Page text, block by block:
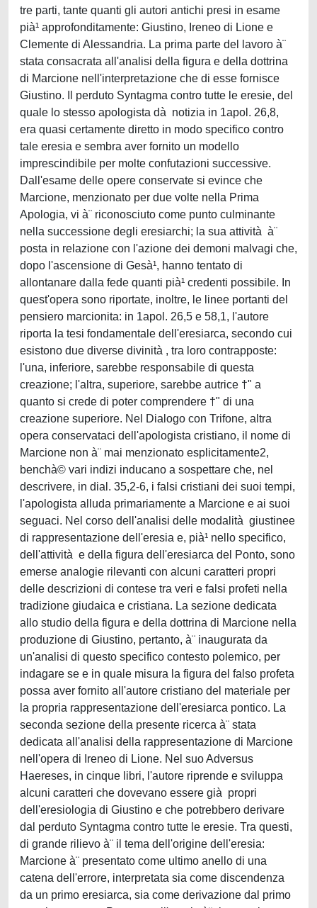
tre parti, tante quanti gli autori antichi presi in esame
pià¹ approfonditamente: Giustino, Ireneo di Lione e
Clemente di Alessandria. La prima parte del lavoro à¨
stata consacrata all'analisi della figura e della dottrina
di Marcione nell'interpretazione che di esse fornisce
Giustino. Il perduto Syntagma contro tutte le eresie, del
quale lo stesso apologista dà notizia in 1apol. 26,8,
era quasi certamente diretto in modo specifico contro
tale eresia e sembra aver fornito un modello
imprescindibile per molte confutazioni successive.
Dall'esame delle opere conservate si evince che
Marcione, menzionato per due volte nella Prima
Apologia, vi à¨ riconosciuto come punto culminante
nella successione degli eresiarchi; la sua attività à¨
posta in relazione con l'azione dei demoni malvagi che,
dopo l'ascensione di Gesà¹, hanno tentato di
allontanare dalla fede quanti pià¹ credenti possibile. In
quest'opera sono riportate, inoltre, le linee portanti del
pensiero marcionita: in 1apol. 26,5 e 58,1, l'autore
riporta la tesi fondamentale dell'eresiarca, secondo cui
esistono due diverse divinità , tra loro contrapposte:
l'una, inferiore, sarebbe responsabile di questa
creazione; l'altra, superiore, sarebbe autrice †" a
quanto si crede di poter comprendere †" di una
creazione superiore. Nel Dialogo con Trifone, altra
opera conservataci dell'apologista cristiano, il nome di
Marcione non à¨ mai menzionato esplicitamente2,
benchà© vari indizi inducano a sospettare che, nel
descrivere, in dial. 35,2-6, i falsi cristiani dei suoi tempi,
l'apologista alluda primariamente a Marcione e ai suoi
seguaci. Nel corso dell'analisi delle modalità giustinee
di rappresentazione dell'eresia e, pià¹ nello specifico,
dell'attività e della figura dell'eresiarca del Ponto, sono
emerse analogie rilevanti con alcuni caratteri propri
delle descrizioni di contese tra veri e falsi profeti nella
tradizione giudaica e cristiana. La sezione dedicata
allo studio della figura e della dottrina di Marcione nella
produzione di Giustino, pertanto, à¨ inaugurata da
un'analisi di questo specifico contesto polemico, per
indagare se e in quale misura la figura del falso profeta
possa aver fornito all'autore cristiano del materiale per
la propria rappresentazione dell'eresiarca pontico. La
seconda sezione della presente ricerca à¨ stata
dedicata all'analisi della rappresentazione di Marcione
nell'opera di Ireneo di Lione. Nel suo Adversus
Haereses, in cinque libri, l'autore riprende e sviluppa
alcuni caratteri che dovevano essere già propri
dell'eresiologia di Giustino e che potrebbero derivare
dal perduto Syntagma contro tutte le eresie. Tra questi,
di grande rilievo à¨ il tema dell'origine dell'eresia:
Marcione à¨ presentato come ultimo anello di una
catena dell'errore, interpretata sia come discendenza
da un primo eresiarca, sia come derivazione dal primo